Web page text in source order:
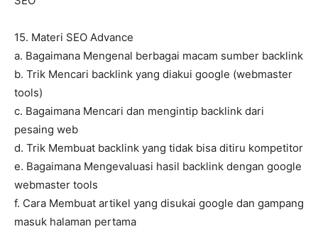
15. Materi SEO Advance
a. Bagaimana Mengenal berbagai macam sumber backlink
b. Trik Mencari backlink yang diakui google (webmaster
tools)
c. Bagaimana Mencari dan mengintip backlink dari
pesaing web
d. Trik Membuat backlink yang tidak bisa ditiru kompetitor
e. Bagaimana Mengevaluasi hasil backlink dengan google
webmaster tools
f. Cara Membuat artikel yang disukai google dan gampang
masuk halaman pertama